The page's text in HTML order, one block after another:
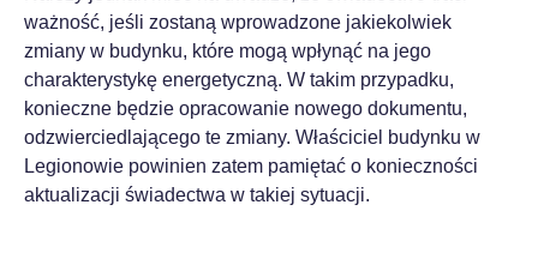
ważność, jeśli zostaną wprowadzone jakiekolwiek
zmiany w budynku, które mogą wpłynąć na jego
charakterystykę energetyczną. W takim przypadku,
konieczne będzie opracowanie nowego dokumentu,
odzwierciedlającego te zmiany. Właściciel budynku w
Legionowie powinien zatem pamiętać o konieczności
aktualizacji świadectwa w takiej sytuacji.